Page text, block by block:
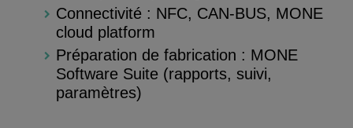
Connectivité : NFC, CAN-BUS, MONE
cloud platform
Préparation de fabrication : MONE
Software Suite (rapports, suivi,
paramètres)